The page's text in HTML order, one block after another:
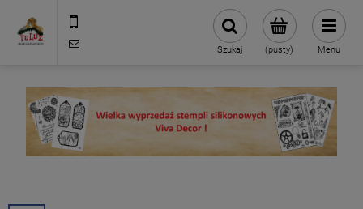
(pusty)
Szukaj Menu